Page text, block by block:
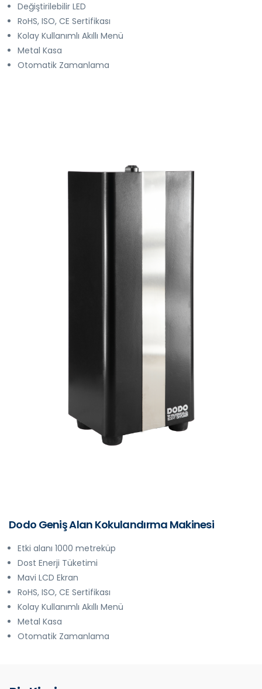
Değiştirilebilir LED
RoHS, ISO, CE Sertifikası
Kolay Kullanımlı Akıllı Menü
Metal Kasa
Otomatik Zamanlama
Dodo Geniş Alan Kokulandırma Makinesi
Etki alanı 1000 metreküp
Dost Enerji Tüketimi
Mavi LCD Ekran
RoHS, ISO, CE Sertifikası
Kolay Kullanımlı Akıllı Menü
Metal Kasa
Otomatik Zamanlama